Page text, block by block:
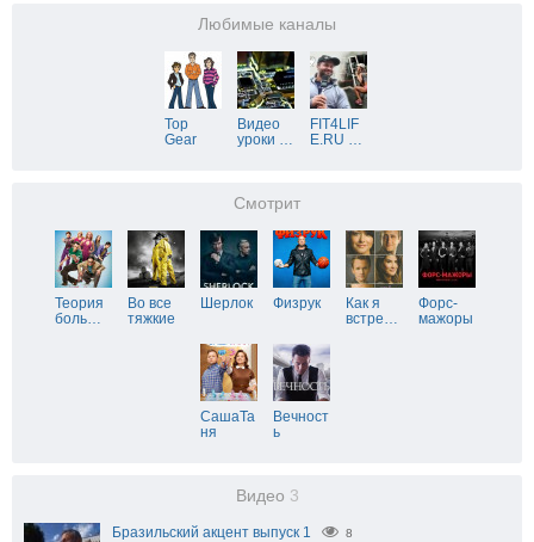
Любимые каналы
Top
Gear
Видео
уроки …
FIT4LIF
E.RU …
Смотрит
Теория
боль…
Во все
тяжкие
Шерлок Физрук
Как я
встре…
Форс-
мажоры
СашаТа
ня
Вечност
ь
Видео 3
Бразильский акцент выпуск 1 8